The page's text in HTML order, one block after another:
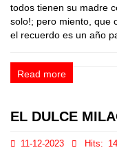
todos tienen su madre
solo!; pero miento, que
el recuerdo es un año
Read more
EL DULCE
11-12-2023 Hits: